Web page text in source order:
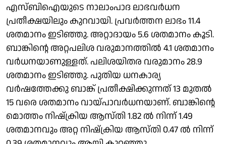
എസ്ബിഐയുടെ നാലാംപാദ ലാഭവർധന
പ്രതീക്ഷയിലും കുറവായി. പ്രവർത്തന ലാഭം 11.4
ശതമാനം ഇടിഞ്ഞു. അറ്റാദായം 5.6 ശതമാനം കൂടി.
ബാങ്കിൻ്റെ അറ്റപലിശ വരുമാനത്തിൽ 4.1 ശതമാനം
വർധനയാണുള്ളത്. പലിശയിതര വരുമാനം 28.9
ശതമാനം ഇടിഞ്ഞു. പുതിയ ധനകാര്യ
വർഷത്തേക്കു ബാങ്ക് പ്രതീക്ഷിക്കുന്നത് 13 മുതൽ
15 വരെ ശതമാനം വായ്പാവർധനയാണ്. ബാങ്കിൻ്റെ
മൊത്തം നിഷ്‌ക്രിയ ആസ്തി 1.82 ൽ നിന്ന് 1.49
ശതമാനവും അറ്റ നിഷ്‌ക്രിയ ആസ്തി 0.47 ൽ നിന്ന്